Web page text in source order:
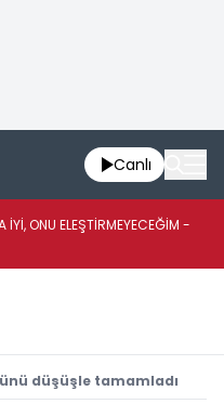
Canlı
İYİ, ONU ELEŞTİRMEYECEĞİM -
düşüşle tamamladı